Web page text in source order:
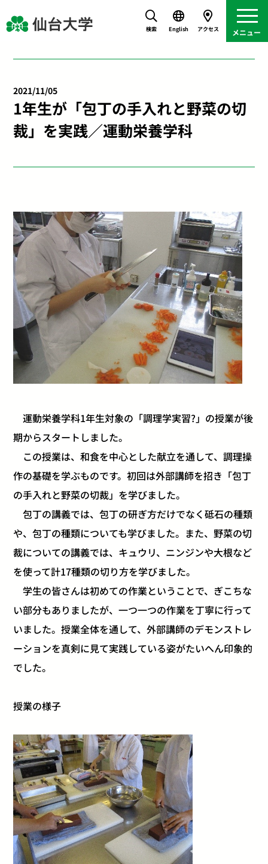
検索 English アクセス
2021/11/05
1年生が「包丁の手入れと野菜の切
裁」を実践／運動栄養学科
運動栄養学科1年生対象の「調理学実習?」の授業が後
期からスタートしました。
この授業は、和食を中心とした献立を通して、調理操
作の基礎を学ぶものです。初回は外部講師を招き「包丁
の手入れと野菜の切裁」を学びました。
包丁の講義では、包丁の研ぎ方だけでなく砥石の種類
や、包丁の種類についても学びました。また、野菜の切
裁についての講義では、キュウリ、ニンジンや大根など
を使って計17種類の切り方を学びました。
学生の皆さんは初めての作業ということで、ぎこちな
い部分もありましたが、一つ一つの作業を丁寧に行って
いました。授業全体を通して、外部講師のデモンストレ
ーションを真剣に見て実践している姿がたいへん印象的
でした。
授業の様子